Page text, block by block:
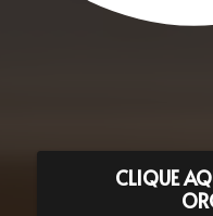
CLIQUE